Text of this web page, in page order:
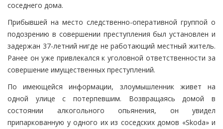
соседнего дома.
Прибывшей на место следственно-оперативной группой о
подозрению в совершении преступления был установлен и
задержан 37-летний нигде не работающий местный житель.
Ранее он уже привлекался к уголовной ответственности за
совершение имущественных преступлений.
По имеющейся информации, злоумышленник живет на
одной улице с потерпевшим. Возвращаясь домой в
состоянии алкогольного опьянения, он увидел
припаркованную у одного их из соседских домов «Skoda» и